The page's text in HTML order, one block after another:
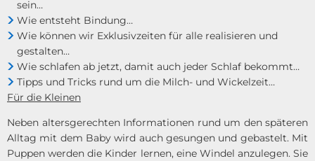
sein…
Wie entsteht Bindung…
Wie können wir Exklusivzeiten für alle realisieren und
gestalten…
Wie schlafen ab jetzt, damit auch jeder Schlaf bekommt…
Tipps und Tricks rund um die Milch- und Wickelzeit…
Für die Kleinen
Neben altersgerechten Informationen rund um den späteren
Alltag mit dem Baby wird auch gesungen und gebastelt. Mit
Puppen werden die Kinder lernen, eine Windel anzulegen. Sie